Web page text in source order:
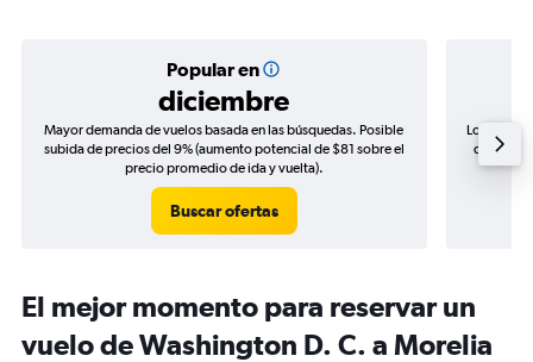
Popular en
diciembre
Mayor demanda de vuelos basada en las búsquedas. Posible
subida de precios del 9% (aumento potencial de $81 sobre el
precio promedio de ida y vuelta).
Buscar ofertas
Los
de
El mejor momento para reservar un
vuelo de Washington D. C. a Morelia